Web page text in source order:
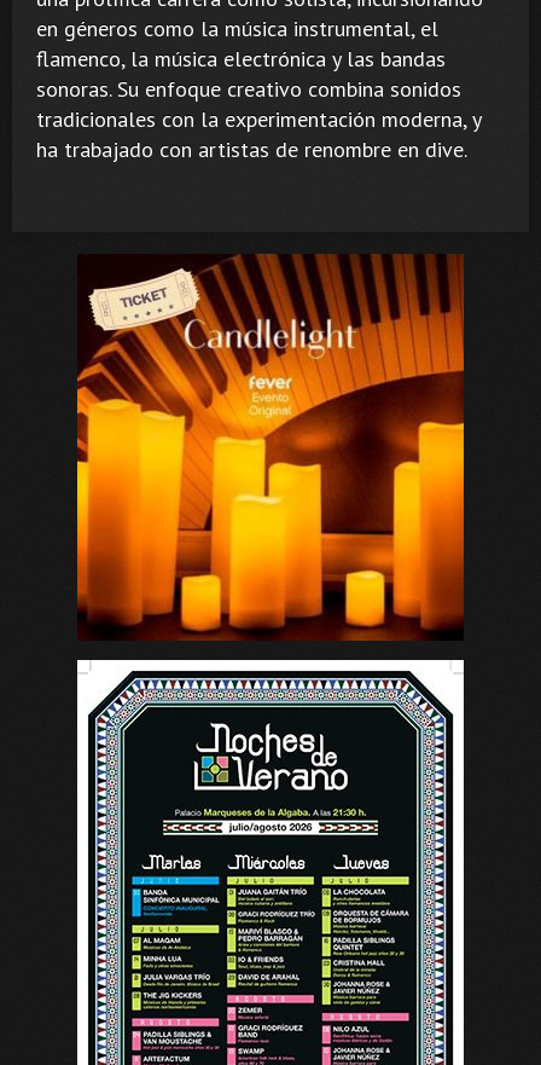
en géneros como la música instrumental, el
flamenco, la música electrónica y las bandas
sonoras. Su enfoque creativo combina sonidos
tradicionales con la experimentación moderna, y
ha trabajado con artistas de renombre en dive.